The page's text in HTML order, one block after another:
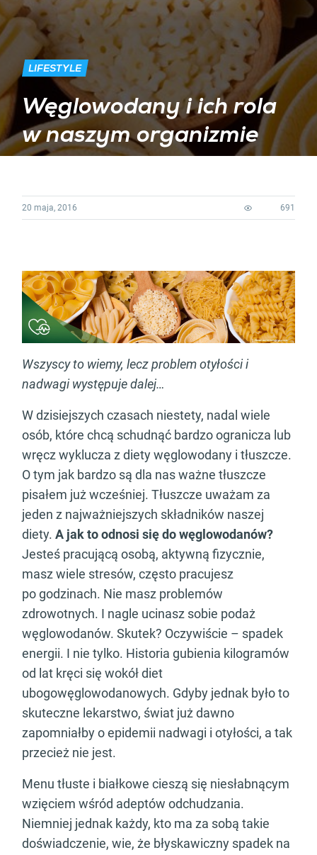
LIFESTYLE
Węglowodany i ich rola
w naszym organizmie
20 maja, 2016 691
Wszyscy to wiemy, lecz problem otyłości i
nadwagi występuje dalej…
W dzisiejszych czasach niestety, nadal wiele
osób, które chcą schudnąć bardzo ogranicza lub
wręcz wyklucza z diety węglowodany i tłuszcze.
O tym jak bardzo są dla nas ważne tłuszcze
pisałem już wcześniej. Tłuszcze uważam za
jeden z najważniejszych składników naszej
diety. A jak to odnosi się do węglowodanów?
Jesteś pracującą osobą, aktywną fizycznie,
masz wiele stresów, często pracujesz
po godzinach. Nie masz problemów
zdrowotnych. I nagle ucinasz sobie podaż
węglowodanów. Skutek? Oczywiście – spadek
energii. I nie tylko. Historia gubienia kilogramów
od lat kręci się wokół diet
ubogowęglowodanowych. Gdyby jednak było to
skuteczne lekarstwo, świat już dawno
zapomniałby o epidemii nadwagi i otyłości, a tak
przecież nie jest.
Menu tłuste i białkowe cieszą się niesłabnącym
wzięciem wśród adeptów odchudzania.
Niemniej jednak każdy, kto ma za sobą takie
doświadczenie, wie, że błyskawiczny spadek na